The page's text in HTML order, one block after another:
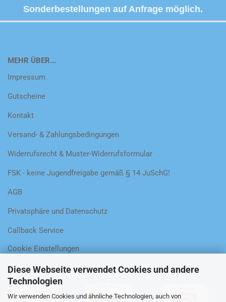
Diese Webseite verwendet Cookies und andere
Technologien
Wir verwenden Cookies und ähnliche Technologien, auch von
Sonderbestellungen auf Anfrage möglich.
MEHR ÜBER...
Impressum
Gutscheine
Kontakt
Versand- & Zahlungsbedingungen
Widerrufsrecht & Muster-Widerrufsformular
FSK - keine Jugendfreigabe gemäß § 14 JuSchG!
AGB
Privatsphäre und Datenschutz
Callback Service
Cookie Einstellungen